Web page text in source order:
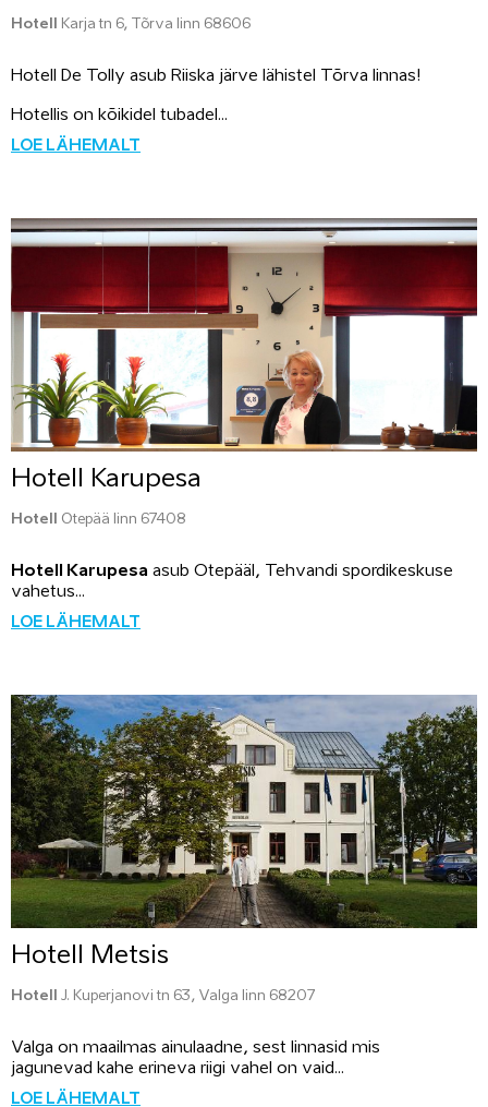
Hotell Karja tn 6, Tõrva linn 68606
Hotell De Tolly asub Riiska järve lähistel Tõrva linnas!
Hotellis on kõikidel tubadel...
LOE LÄHEMALT
Hotell Karupesa
Hotell Otepää linn 67408
Hotell Karupesa asub Otepääl, Tehvandi spordikeskuse
vahetus...
LOE LÄHEMALT
Hotell Metsis
Hotell J. Kuperjanovi tn 63, Valga linn 68207
Valga on maailmas ainulaadne, sest linnasid mis
jagunevad kahe erineva riigi vahel on vaid...
LOE LÄHEMALT